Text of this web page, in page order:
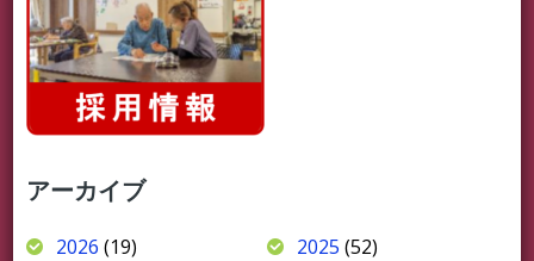
アーカイブ
2026 (19) 2025 (52)